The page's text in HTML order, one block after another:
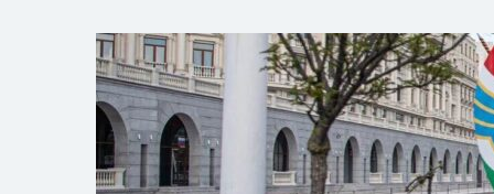
содержимомуНОВОСТИ